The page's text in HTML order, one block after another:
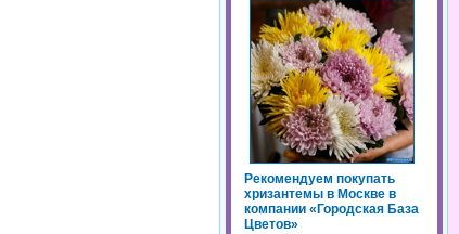
Рекомендуем покупать
хризантемы в Москве в
компании «Городская База
Цветов»